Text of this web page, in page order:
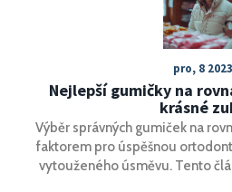
pro, 8 2023
Nejlepší gumičky na
krásné
Výběr správných gumiček na
faktorem pro úspěšnou
vytouženého úsměvu. Tento